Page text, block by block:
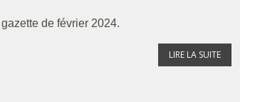
de février 2024.
LIRE LA SUITE